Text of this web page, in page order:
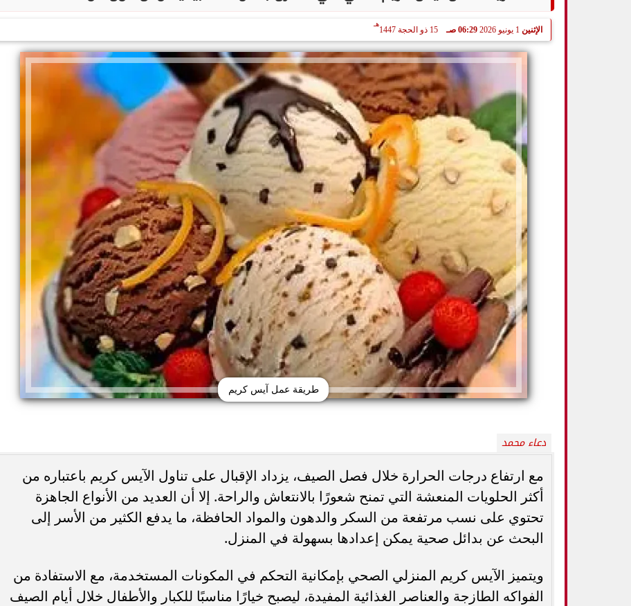
الإثنين 06:29 صـ 15 ذو الحجة 1447
هـ
طريقة عمل آيس كريم
دعاء محمد
مع ارتفاع درجات الحرارة خلال فصل الصيف، يزداد الإقبال على تناول الآيس كريم باعتباره من
أكثر الحلويات المنعشة التي تمنح شعورًا بالانتعاش والراحة. إلا أن العديد من الأنواع الجاهزة
تحتوي على نسب مرتفعة من السكر والدهون والمواد الحافظة، ما يدفع الكثير من الأسر إلى
البحث عن بدائل صحية يمكن إعدادها بسهولة في المنزل.
ويتميز الآيس كريم المنزلي الصحي بإمكانية التحكم في المكونات المستخدمة، مع الاستفادة من
الفواكه الطازجة والعناصر الغذائية المفيدة، ليصبح خيارًا مناسبًا للكبار والأطفال خلال أيام الصيف
5 خطوات بسيطة تحميك من السكري
وأمراض القلب وارتفاع ضغط الدم
وزارة الصحة تحذر من الإفراط في
المسكنات.. عادة شائعة قد تضر الكلى...
طريقة عمل الملبن بعين الجمل في البيت..